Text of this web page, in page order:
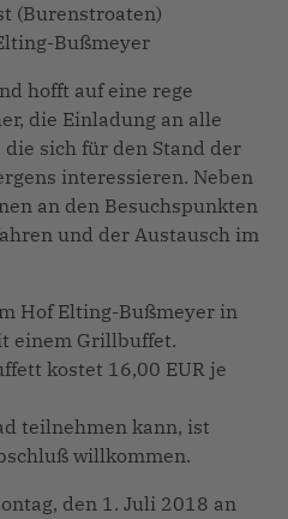
(Burenstroaten)
Bußmeyer
hofft auf eine rege
die Einladung an alle
sich für den Stand der
interessieren. Neben
an den Besuchspunkten
und der Austausch im
Hof Elting-Bußmeyer in
einem Grillbuffet.
kostet 16,00 EUR je
teilnehmen kann, ist
willkommen.
den 1. Juli 2018 an